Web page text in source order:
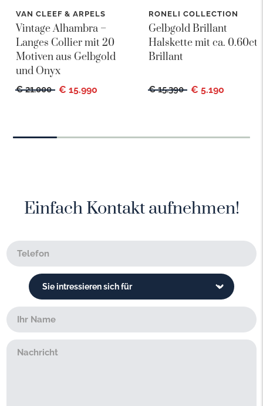
VAN CLEEF & ARPELS
Vintage Alhambra –
Langes Collier mit 20
Motiven aus Gelbgold
und Onyx
€ 21.000 € 15.990
RONELI COLLECTION
Gelbgold Brillant
Halskette mit ca. 0.60ct
Brillant
€ 15.390 € 5.190
Einfach Kontakt aufnehmen!